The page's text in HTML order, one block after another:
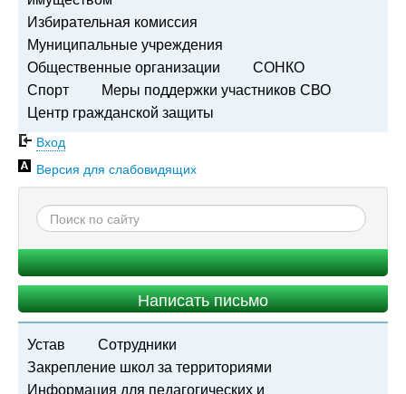
Избирательная комиссия
Муниципальные учреждения
Общественные организации
СОНКО
Спорт
Меры поддержки участников СВО
Центр гражданской защиты
Вход
Версия для слабовидящих
Написать письмо
Устав
Сотрудники
Закрепление школ за территориями
Информация для педагогических и